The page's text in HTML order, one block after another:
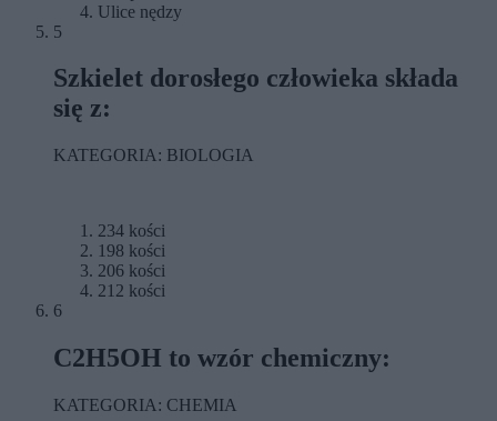
Ulice nędzy
5
Szkielet dorosłego człowieka składa
się z:
KATEGORIA: BIOLOGIA
234 kości
198 kości
206 kości
212 kości
6
C2H5OH to wzór chemiczny:
KATEGORIA: CHEMIA